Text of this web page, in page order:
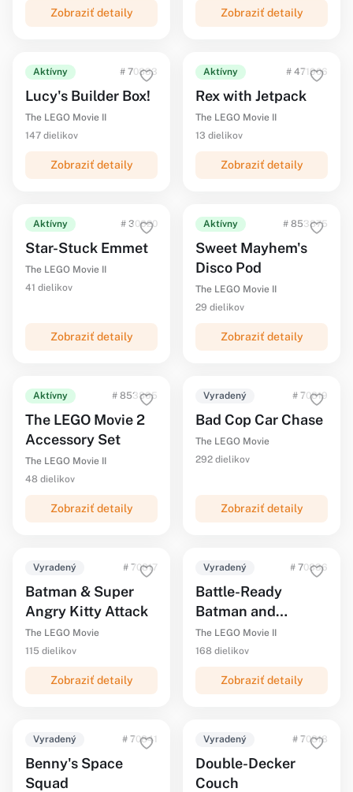
Zobraziť detaily Zobraziť detaily
Aktívny # 70833
Lucy's Builder Box!
The LEGO Movie II
147 dielikov
Zobraziť detaily
Aktívny # 471906
Rex with Jetpack
The LEGO Movie II
13 dielikov
Zobraziť detaily
Aktívny # 30620
Star-Stuck Emmet
The LEGO Movie II
41 dielikov
Zobraziť detaily
Aktívny # 853875
Sweet Mayhem's
Disco Pod
The LEGO Movie II
29 dielikov
Zobraziť detaily
Aktívny # 853865
The LEGO Movie 2
Accessory Set
The LEGO Movie II
48 dielikov
Zobraziť detaily
Vyradený # 70819
Bad Cop Car Chase
The LEGO Movie
292 dielikov
Zobraziť detaily
Vyradený # 70817
Batman & Super
Angry Kitty Attack
The LEGO Movie
115 dielikov
Zobraziť detaily
Vyradený # 70836
Battle-Ready
Batman and
MetalBeard
The LEGO Movie II
168 dielikov
Zobraziť detaily
Vyradený # 70841
Benny's Space
Squad
Vyradený # 70818
Double-Decker
Couch